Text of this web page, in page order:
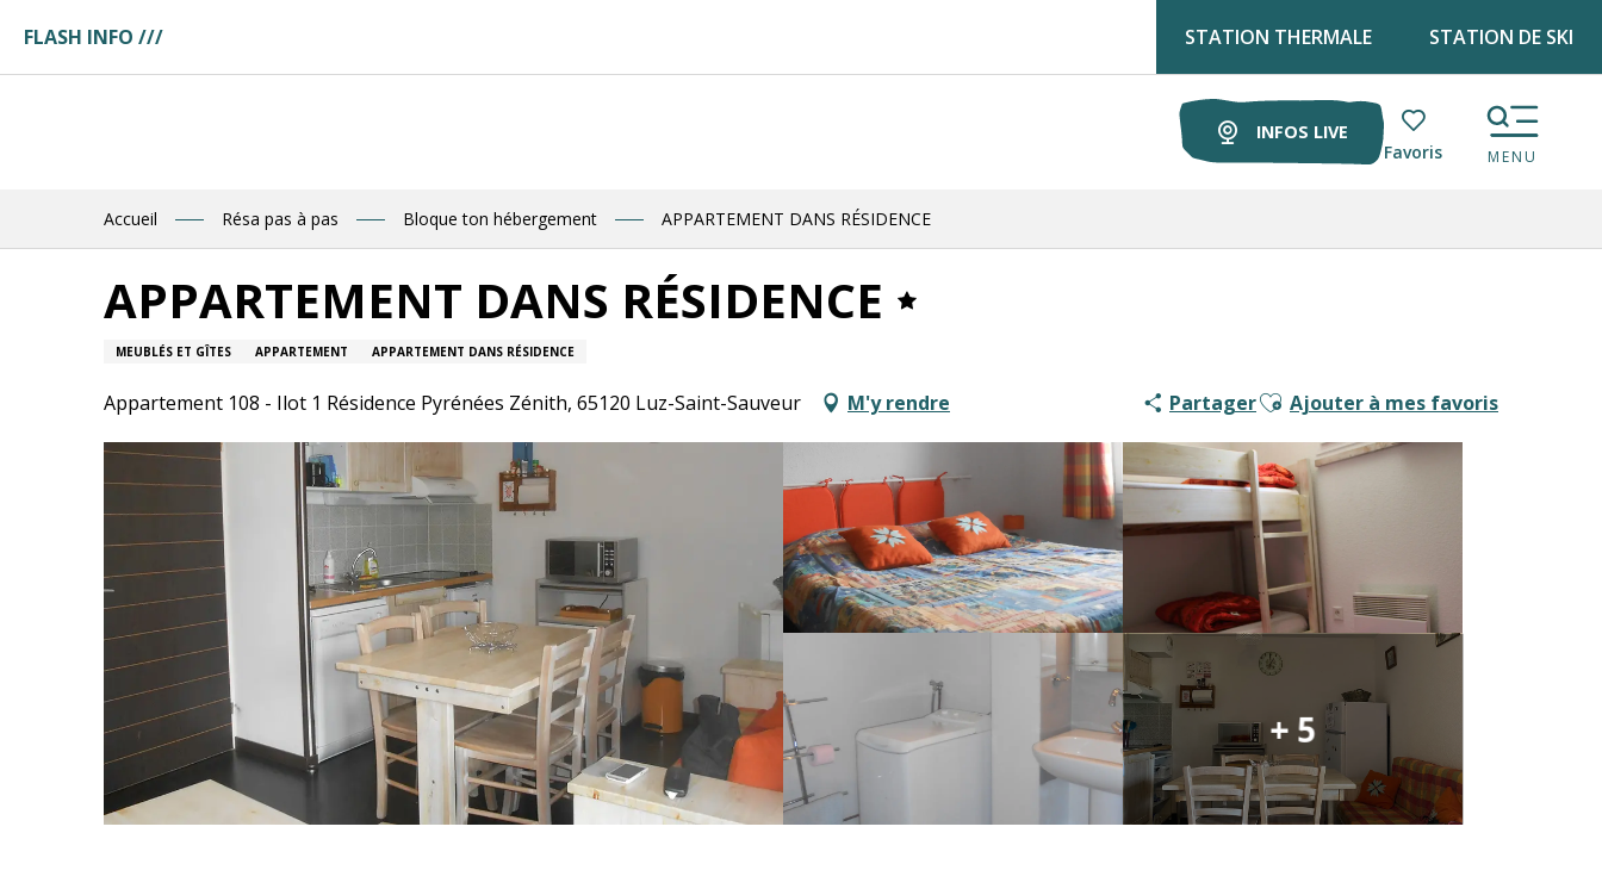
contenu
INFOS LIVE
Voir les favoris
FLASH INFO /// Retrouve Luz tourisme tous les lundis matin au marché !
STATION THERMALE STATION DE SKI
MENU
Accueil Résa pas à pas Bloque ton hébergement APPARTEMENT DANS RÉSIDENCE
APPARTEMENT DANS RÉSIDENCE
MEUBLÉS ET GÎTES APPARTEMENT APPARTEMENT DANS RÉSIDENCE
Appartement 108 - Ilot 1 Résidence Pyrénées Zénith, 65120 Luz-Saint-Sauveur M'y rendre PartagerAjouter aux favoris
Ajouter à mes favoris
+ 5